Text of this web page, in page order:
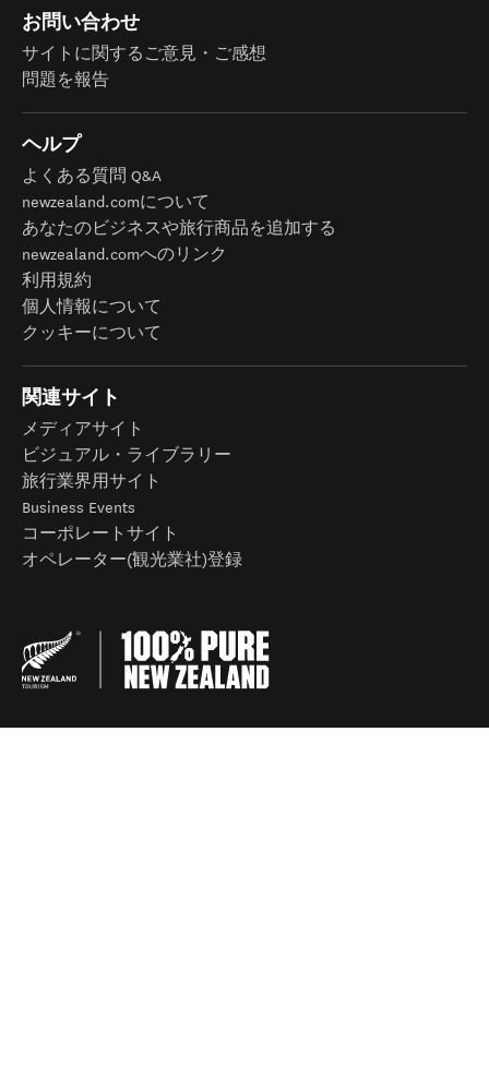
お問い合わせ
サイトに関するご意見・ご感想
問題を報告
ヘルプ
よくある質問 Q&A
newzealand.comについて
あなたのビジネスや旅行商品を追加する
newzealand.comへのリンク
利用規約
個人情報について
クッキーについて
関連サイト
メディアサイト
ビジュアル・ライブラリー
旅行業界用サイト
Business Events
コーポレートサイト
オペレーター(観光業社)登録